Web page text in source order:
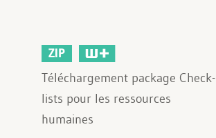
ZIP
Téléchargement package Check-
lists pour les ressources
humaines